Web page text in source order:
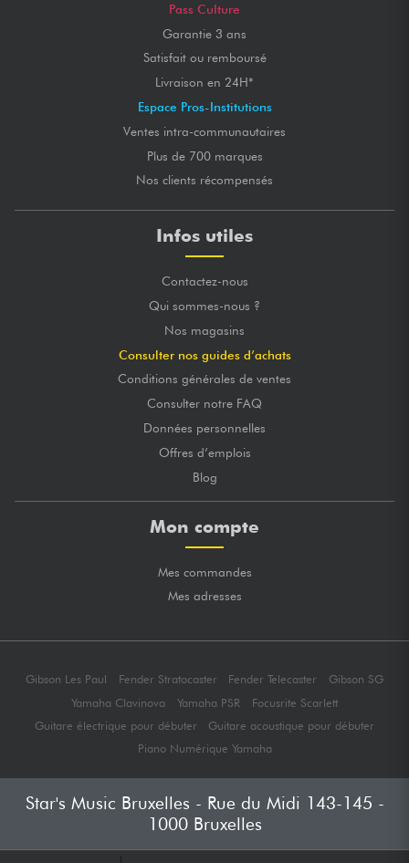
Pass Culture
Garantie 3 ans
Satisfait ou remboursé
Livraison en 24H*
Espace Pros-Institutions
Ventes intra-communautaires
Plus de 700 marques
Nos clients récompensés
Infos utiles
Contactez-nous
Qui sommes-nous ?
Nos magasins
Consulter nos guides d’achats
Conditions générales de ventes
Consulter notre FAQ
Données personnelles
Offres d’emplois
Blog
Mon compte
Mes commandes
Mes adresses
Gibson Les Paul Fender Stratocaster Fender Telecaster
Gibson SG
Yamaha Clavinova
Yamaha PSR
Focusrite Scarlett
Guitare électrique pour débuter
Guitare acoustique pour débuter
Piano Numérique Yamaha
Star's Music Bruxelles - Rue du Midi 143-145 -
1000 Bruxelles